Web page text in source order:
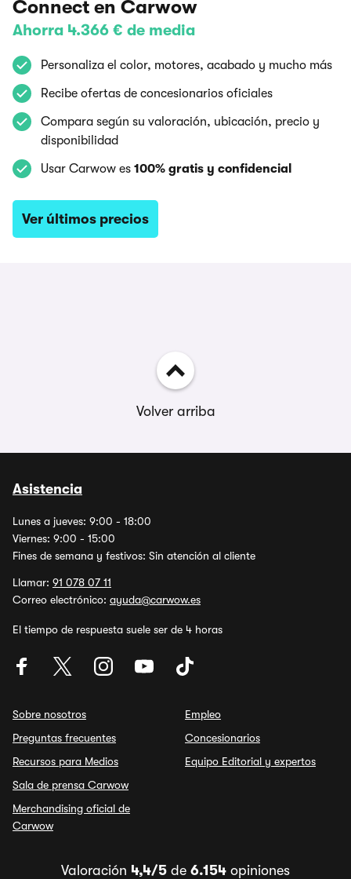
Connect en Carwow
Ahorra 4.366 € de media
Personaliza el color, motores, acabado y mucho más
Recibe ofertas de concesionarios oficiales
Compara según su valoración, ubicación, precio y
disponibilidad
Usar Carwow es 100% gratis y confidencial
Ver últimos precios
Volver arriba
Asistencia
Lunes a jueves: 9:00 - 18:00
Viernes: 9:00 - 15:00
Fines de semana y festivos: Sin atención al cliente
Llamar: 91 078 07 11
Correo electrónico: ayuda@carwow.es
El tiempo de respuesta suele ser de 4 horas
Sobre nosotros
Preguntas frecuentes
Recursos para Medios
Sala de prensa Carwow
Merchandising oficial de
Carwow
Empleo
Concesionarios
Equipo Editorial y expertos
Valoración 4,4/5 de 6.154 opiniones